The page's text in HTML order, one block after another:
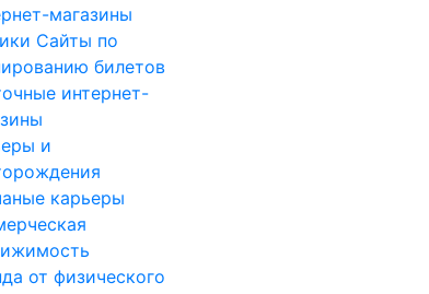
магазины
Сайты по
билетов
интернет-
и
карьеры
от физического